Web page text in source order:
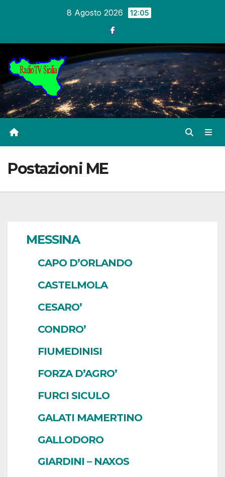
8 Agosto 2026 12:05
Postazioni ME
MESSINA
CAPO D’ORLANDO
CASTELMOLA
CESARO’
CONDRO’
FIUMEDINISI
FORZA D’AGRO’
FURCI SICULO
GALATI MAMERTINO
GALLODORO
GIARDINI – NAXOS